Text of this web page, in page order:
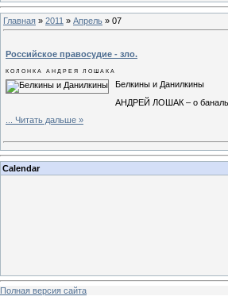
Главная » 2011 » Апрель » 07
Российское правосудие - зло.
КОЛОНКА АНДРЕЯ ЛОШАКА
Белкины и Данилкины
АНДРЕЙ ЛОШАК – о
Читать дальше »
Calendar
Полная версия сайта